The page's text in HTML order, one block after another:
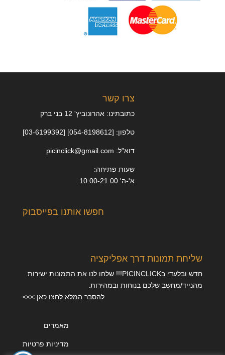
צרו קשר
כתובתינו: אהרונוביץ' 12 בני ברק
טלפון: [054-8198612] [03-6199392]
דוא"ל: picinclick@gmail.com
שעות פתיחה:
א'-ה' 10:00-21:00
חפשו אותנו בפייסבוק
שליחת תמונות דרך אפליקציה
חדש ובלעדי בPICINCLICK!!! שלחו לנו את התמונות ישירות
מהנייד/מחשב שלכם בנוחות ובמהירות.
להסבר המלא לחצו כאן >>>
מאמרים
מדיניות פרטיות